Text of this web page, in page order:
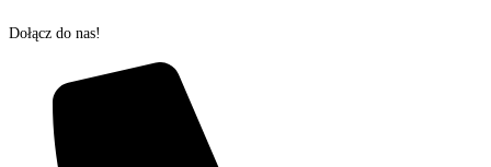
Dołącz do nas!